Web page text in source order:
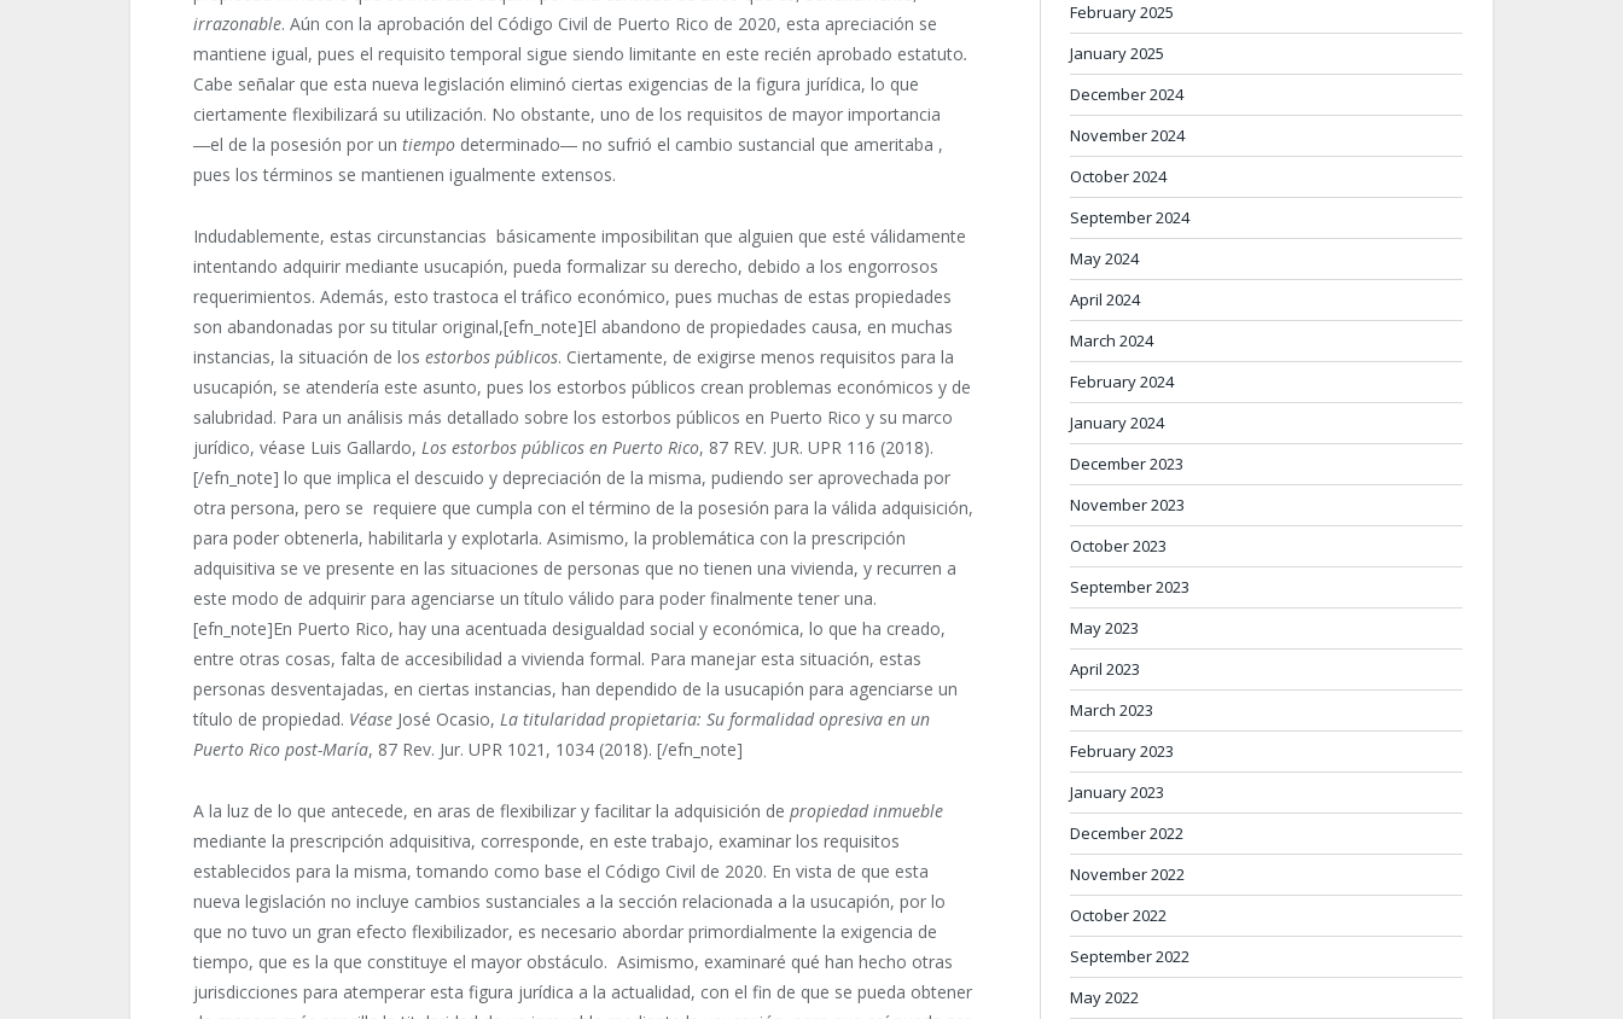
irrazonable. Aún con la aprobación del Código Civil de Puerto Rico de 2020, esta apreciación se
mantiene igual, pues el requisito temporal sigue siendo limitante en este recién aprobado estatuto.
Cabe señalar que esta nueva legislación eliminó ciertas exigencias de la figura jurídica, lo que
ciertamente flexibilizará su utilización. No obstante, uno de los requisitos de mayor importancia
―el de la posesión por untiempo determinado― ­no sufrió el cambio sustancial que ameritaba ,
pues los términos se mantienen igualmente extensos.
Indudablemente, estas circunstancias básicamente imposibilitan que alguien que esté válidamente
intentando adquirir mediante usucapión, pueda formalizar su derecho, debido a los engorrosos
requerimientos. Además, esto trastoca el tráfico económico, pues muchas de estas propiedades
son abandonadas por su titular original,[efn_note]El abandono de propiedades causa, en muchas
instancias, la situación de losestorbos públicos. Ciertamente, de exigirse menos requisitos para la
usucapión, se atendería este asunto, pues los estorbos públicos crean problemas económicos y de
salubridad. Para un análisis más detallado sobre los estorbos públicos en Puerto Rico y su marco
jurídico, véase Luis Gallardo,Los estorbos públicos en Puerto Rico, 87 REV. JUR. UPR 116 (2018).
[/efn_note] lo que implica el descuido y depreciación de la misma, pudiendo ser aprovechada por
otra persona, pero se requiere que cumpla con el término de la posesión para la válida adquisición,
para poder obtenerla, habilitarla y explotarla. Asimismo, la problemática con la prescripción
adquisitiva se ve presente en las situaciones de personas que no tienen una vivienda, y recurren a
este modo de adquirir para agenciarse un título válido para poder finalmente tener una.
[efn_note]En Puerto Rico, hay una acentuada desigualdad social y económica, lo que ha creado,
entre otras cosas, falta de accesibilidad a vivienda formal. Para manejar esta situación, estas
personas desventajadas, en ciertas instancias, han dependido de la usucapión para agenciarse un
título de propiedad. Véase José Ocasio,La titularidad propietaria: Su formalidad opresiva en un
Puerto Rico post-María, 87 Rev. Jur. UPR 1021, 1034 (2018). [/efn_note]
A la luz de lo que antecede, en aras de flexibilizar y facilitar la adquisición depropiedad inmueble
mediante la prescripción adquisitiva, corresponde, en este trabajo, examinar los requisitos
establecidos para la misma, tomando como base el Código Civil de 2020. En vista de que esta
nueva legislación no incluye cambios sustanciales a la sección relacionada a la usucapión, por lo
que no tuvo un gran efecto flexibilizador, es necesario abordar primordialmente la exigencia de
tiempo, que es la que constituye el mayor obstáculo. Asimismo, examinaré qué han hecho otras
jurisdicciones para atemperar esta figura jurídica a la actualidad, con el fin de que se pueda obtener
February 2025
January 2025
December 2024
November 2024
October 2024
September 2024
May 2024
April 2024
March 2024
February 2024
January 2024
December 2023
November 2023
October 2023
September 2023
May 2023
April 2023
March 2023
February 2023
January 2023
December 2022
November 2022
October 2022
September 2022
May 2022